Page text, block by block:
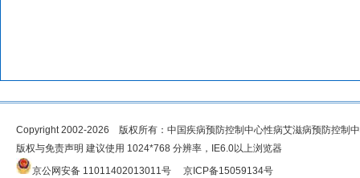
Copyright 2002-2026 版权所有：中国疾病预防控制中心性病艾滋病预防控制
版权与免责声明 建议使用 1024*768 分辨率，IE6.0以上浏览器
京公网安备 11011402013011号
京ICP备15059134号